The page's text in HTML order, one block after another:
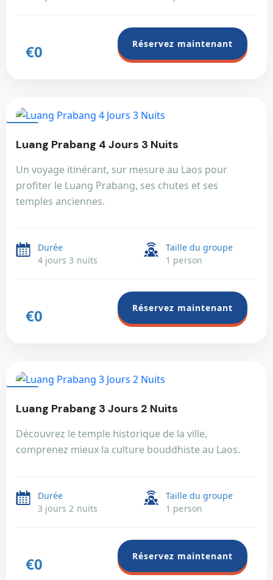
€0 Réservez maintenant
Luang Prabang 4 Jours 3 Nuits
Un voyage itinérant, sur mesure au Laos pour
profiter le Luang Prabang, ses chutes et ses
temples anciennes.
Durée
4 jours 3 nuits
Taille du groupe
1 person
€0 Réservez maintenant
Luang Prabang 3 Jours 2 Nuits
Découvrez le temple historique de la ville,
comprenez mieux la culture bouddhiste au Laos.
Durée
3 jours 2 nuits
Taille du groupe
1 person
€0 Réservez maintenant